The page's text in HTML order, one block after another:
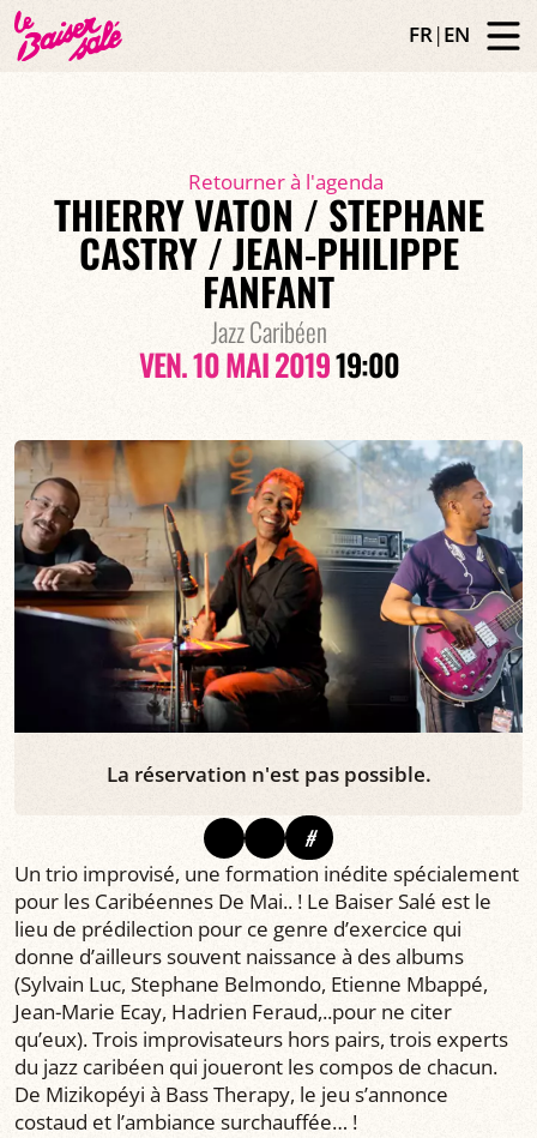
FR|EN
Retourner à l'agenda
THIERRY VATON / STEPHANE
CASTRY / JEAN-PHILIPPE
FANFANT
Jazz Caribéen
VEN. 10 MAI 201919:00
La réservation n'est pas possible.
#
Un trio improvisé, une formation inédite spécialement
pour les Caribéennes De Mai.. ! Le Baiser Salé est le
lieu de prédilection pour ce genre d’exercice qui
donne d’ailleurs souvent naissance à des albums
(Sylvain Luc, Stephane Belmondo, Etienne Mbappé,
Jean-Marie Ecay, Hadrien Feraud,..pour ne citer
qu’eux). Trois improvisateurs hors pairs, trois experts
du jazz caribéen qui joueront les compos de chacun.
De Mizikopéyi à Bass Therapy, le jeu s’annonce
costaud et l’ambiance surchauffée… !